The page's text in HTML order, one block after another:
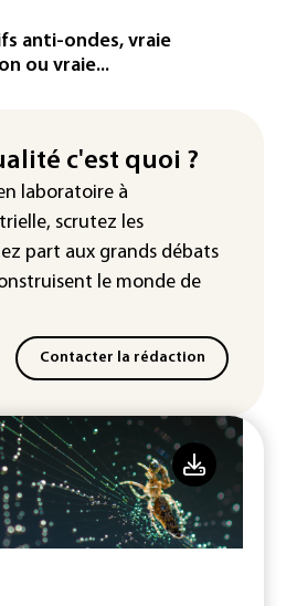
sa division IA: Demis
main, des stars s'en
hippopotame
soins
temporaire de la
solaire
anti-ondes, vraie
ou vraie...
c'est quoi ?
laboratoire à
scrutez les
part aux grands débats
le monde de
Contacter la rédaction